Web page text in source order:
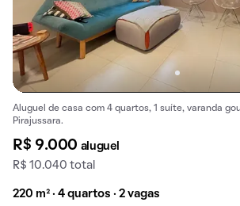
Aluguel de casa com 4 quartos, 1 suíte, varanda
Pirajussara.
R$ 9.000 aluguel
R$ 10.040 total
220 m² · 4 quartos · 2 vagas